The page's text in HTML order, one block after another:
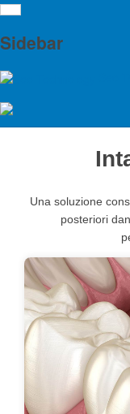
Sidebar
Intarsio
Una soluzione
posteriori